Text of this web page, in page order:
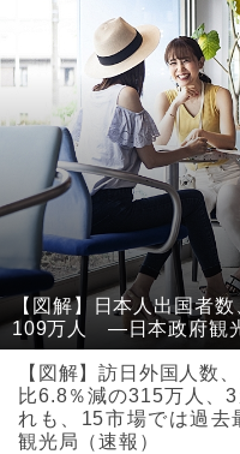
【図解】日本人出国者
109万人 ―日本政府観光
【図解】訪日外国人数
比6.8％減の315万人、
れも、15市場では過
観光局（速報）